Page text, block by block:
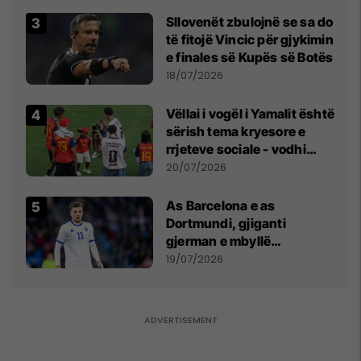
Sllovenët zbulojnë se sa do
të fitojë Vincic për gjykimin
e finales së Kupës së Botës
18/07/2026
Vëllai i vogël i Yamalit është
sërish tema kryesore e
rrjeteve sociale - vodhi
vëmendjen pas finales së
20/07/2026
As Barcelona e as
Dortmundi, gjiganti
gjerman e mbyllë
marrëveshjen për Fisnik
19/07/2026